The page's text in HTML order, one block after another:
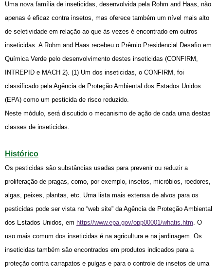
Uma nova família de inseticidas, desenvolvida pela Rohm and Haas, não
apenas é eficaz contra insetos, mas oferece também um nível mais alto
de seletividade em relação ao que às vezes é encontrado em outros
inseticidas. A Rohm and Haas recebeu o Prêmio Presidencial Desafio em
Química Verde pelo desenvolvimento destes inseticidas (CONFIRM,
INTREPID e MACH 2). (1) Um dos inseticidas, o CONFIRM, foi
classificado pela Agência de Proteção Ambiental dos Estados Unidos
(EPA) como um pesticida de risco reduzido.
Neste módulo, será discutido o mecanismo de ação de cada uma destas
classes de inseticidas.
Histórico
Os pesticidas são substâncias usadas para prevenir ou reduzir a
proliferação de pragas, como, por exemplo, insetos, micróbios, roedores,
algas, peixes, plantas, etc. Uma lista mais extensa de alvos para os
pesticidas pode ser vista no “web site” da Agência de Proteção Ambiental
dos Estados Unidos, em https//www.epa.gov/opp00001/whatis.htm. O
uso mais comum dos inseticidas é na agricultura e na jardinagem. Os
inseticidas também são encontrados em produtos indicados para a
proteção contra carrapatos e pulgas e para o controle de insetos de uma